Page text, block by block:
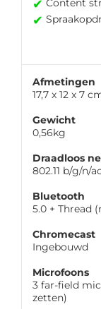
✔ Content
✔
Afmetingen
17,7 x 12 x 7
Gewicht
0,56kg
Draadloos
802.11 b/g/n/
Bluetooth
5.0 + Thread
Chromecast
Ingebouwd
Microfoons
3 far-field
zetten)